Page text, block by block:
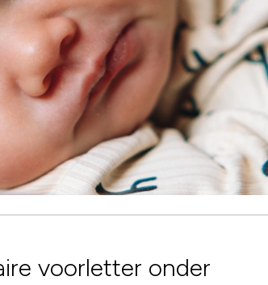
voorletter onder